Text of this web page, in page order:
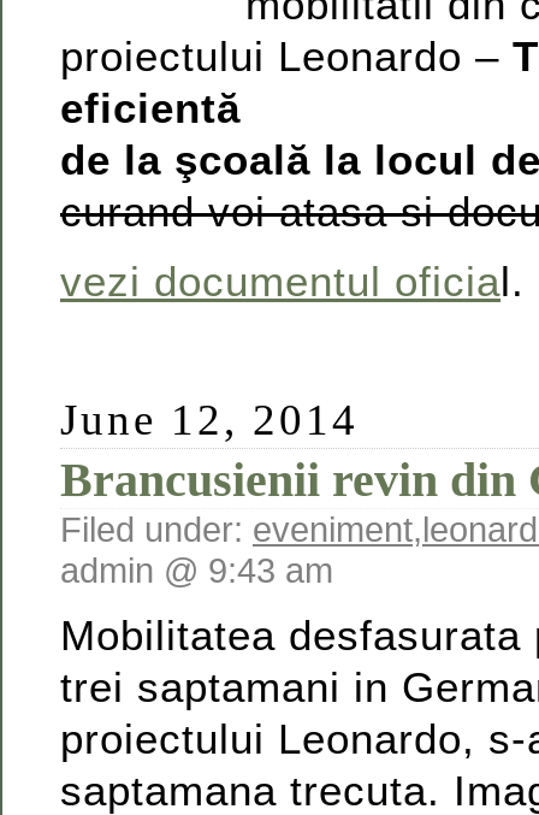
proiectului Leonardo –
eficientă
de la şcoală la locul
curand voi atasa si
vezi documentul oficial.
June 12, 2014
Brancusienii revin din
Filed under: eveniment,
admin @ 9:43 am
Mobilitatea desfasurata
trei saptamani in
proiectului Leonardo,
saptamana trecuta.